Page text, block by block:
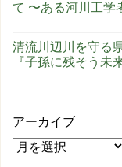
て 〜ある河川工学
清流川辺川を守る
『子孫に残そう未
アーカイブ